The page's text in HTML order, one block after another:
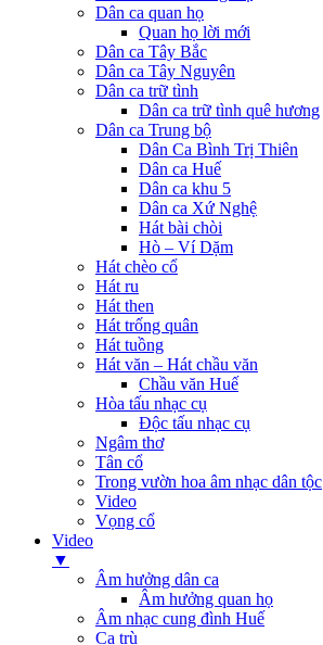
Dân ca quan họ
Quan họ lời mới
Dân ca Tây Bắc
Dân ca Tây Nguyên
Dân ca trữ tình
Dân ca trữ tình quê hương
Dân ca Trung bộ
Dân Ca Bình Trị Thiên
Dân ca Huế
Dân ca khu 5
Dân ca Xứ Nghệ
Hát bài chòi
Hò – Ví Dặm
Hát chèo cổ
Hát ru
Hát then
Hát trống quân
Hát tuồng
Hát văn – Hát chầu văn
Chầu văn Huế
Hòa tấu nhạc cụ
Độc tấu nhạc cụ
Ngâm thơ
Tân cổ
Trong vườn hoa âm nhạc dân tộc
Video
Vọng cổ
Video
▼
Âm hưởng dân ca
Âm hưởng quan họ
Âm nhạc cung đình Huế
Ca trù